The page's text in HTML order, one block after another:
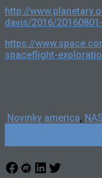
http://
davis/2016/
https://
spaceflight-
Novinky america,
Facebook
Meetup
LinkedIn
Twitter